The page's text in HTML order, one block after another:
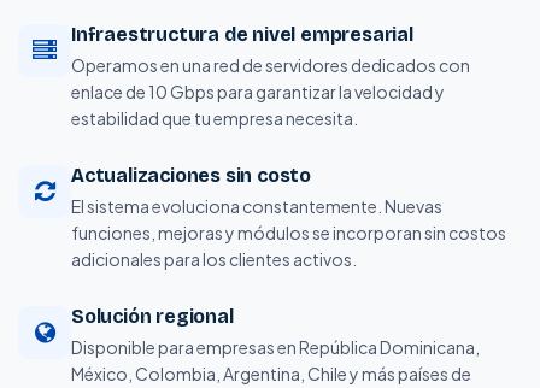
Infraestructura de nivel empresarial
Operamos en una red de servidores dedicados con
enlace de 10 Gbps para garantizar la velocidad y
estabilidad que tu empresa necesita.
Actualizaciones sin costo
El sistema evoluciona constantemente. Nuevas
funciones, mejoras y módulos se incorporan sin costos
adicionales para los clientes activos.
Solución regional
Disponible para empresas en República Dominicana,
México, Colombia, Argentina, Chile y más países de